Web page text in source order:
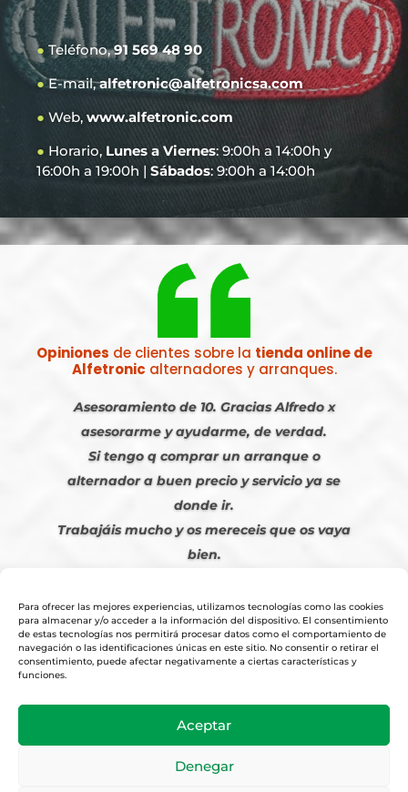
Para ofrecer las mejores experiencias, utilizamos tecnologías como las cookies
para almacenar y/o acceder a la información del dispositivo. El consentimiento
de estas tecnologías nos permitirá procesar datos como el comportamiento de
navegación o las identificaciones únicas en este sitio. No consentir o retirar el
consentimiento, puede afectar negativamente a ciertas características y
funciones.
Aceptar
Denegar
●Teléfono,91 569 48 90
●E-mail,alfetronic@alfetronicsa.com
● Web, www.alfetronic.com
● Horario, Lunes a Viernes: 9:00h a 14:00h y
16:00h a 19:00h | Sábados: 9:00h a 14:00h
Opiniones de clientes sobre la tienda online de
Alfetronic alternadores y arranques.
Asesoramiento de 10. Gracias Alfredo x
asesorarme y ayudarme, de verdad.
Si tengo q comprar un arranque o
alternador a buen precio y servicio ya se
donde ir.
Trabajáis mucho y os mereceis que os vaya
bien.
Condiciones Venta Online
Diseño y Posicionamiento Web,Agencia web-espana.es